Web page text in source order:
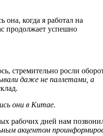
когда я работал на
продолжает успешно
стремительно росли
даже не паллетами, а
они в Китае.
рабочих дней нам
акцентом